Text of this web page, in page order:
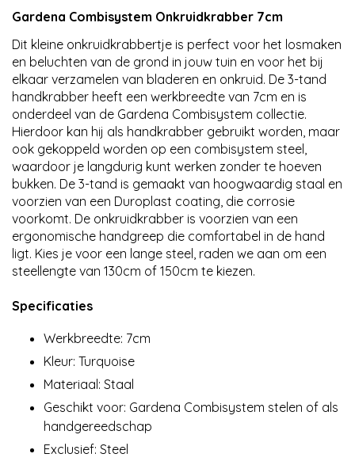
Gardena Combisystem Onkruidkrabber 7cm
Dit kleine onkruidkrabbertje is perfect voor het losmaken
en beluchten van de grond in jouw tuin en voor het bij
elkaar verzamelen van bladeren en onkruid. De 3-tand
handkrabber heeft een werkbreedte van 7cm en is
onderdeel van de Gardena Combisystem collectie.
Hierdoor kan hij als handkrabber gebruikt worden, maar
ook gekoppeld worden op een combisystem steel,
waardoor je langdurig kunt werken zonder te hoeven
bukken. De 3-tand is gemaakt van hoogwaardig staal en
voorzien van een Duroplast coating, die corrosie
voorkomt. De onkruidkrabber is voorzien van een
ergonomische handgreep die comfortabel in de hand
ligt. Kies je voor een lange steel, raden we aan om een
steellengte van 130cm of 150cm te kiezen.
Specificaties
Werkbreedte: 7cm
Kleur: Turquoise
Materiaal: Staal
Geschikt voor: Gardena Combisystem stelen of als
handgereedschap
Exclusief: Steel